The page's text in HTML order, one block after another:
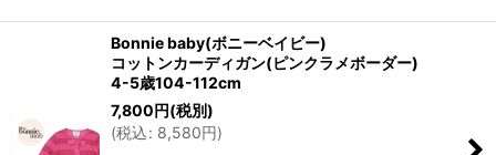
Bonnie baby(ボニーベイビー)
コットンカーディガン(ピンクラメボーダー)
4-5歳104-112cm
7,800円(税別)
(税込: 8,580円)